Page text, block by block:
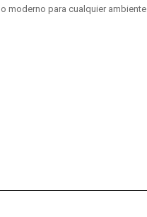
moderno para cualquier ambiente.